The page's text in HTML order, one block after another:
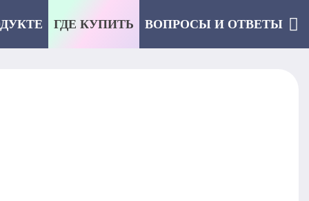
ГДЕ КУПИТЬ ВОПРОСЫ И ОТВЕТЫ